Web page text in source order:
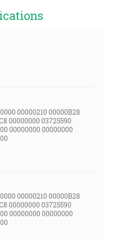
00000210 00000B28
00000000 03725590
00000000 00000000
00000210 00000B28
00000000 03725590
00000000 00000000